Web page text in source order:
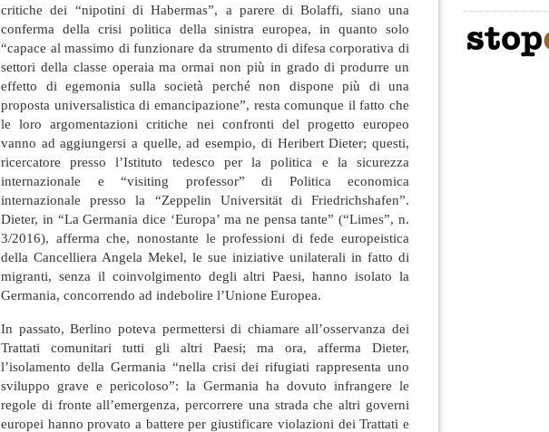
critiche dei “nipotini di Habermas”, a parere di Bolaffi, siano una
conferma della crisi politica della sinistra europea, in quanto solo
“capace al massimo di funzionare da strumento di difesa corporativa di
settori della classe operaia ma ormai non più in grado di produrre un
effetto di egemonia sulla società perché non dispone più di una
proposta universalistica di emancipazione”, resta comunque il fatto che
le loro argomentazioni critiche nei confronti del progetto europeo
vanno ad aggiungersi a quelle, ad esempio, di Heribert Dieter; questi,
ricercatore presso l’Istituto tedesco per la politica e la sicurezza
internazionale e “visiting professor” di Politica economica
internazionale presso la “Zeppelin Universität di Friedrichshafen”.
Dieter, in “La Germania dice ‘Europa’ ma ne pensa tante” (“Limes”, n.
3/2016), afferma che, nonostante le professioni di fede europeistica
della Cancelliera Angela Mekel, le sue iniziative unilaterali in fatto di
migranti, senza il coinvolgimento degli altri Paesi, hanno isolato la
Germania, concorrendo ad indebolire l’Unione Europea.
In passato, Berlino poteva permettersi di chiamare all’osservanza dei
Trattati comunitari tutti gli altri Paesi; ma ora, afferma Dieter,
l’isolamento della Germania “nella crisi dei rifugiati rappresenta uno
sviluppo grave e pericoloso”: la Germania ha dovuto infrangere le
regole di fronte all’emergenza, percorrere una strada che altri governi
europei hanno provato a battere per giustificare violazioni dei Trattati e